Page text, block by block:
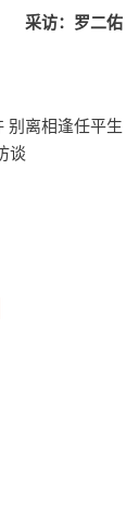
采访：罗二佑